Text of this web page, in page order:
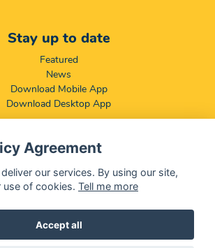
Stay up to date
Featured
News
Download Mobile App
Download Desktop App
& Disclaimers
BCCSA: Code of Conduct
Terms & Conditions
Agreement
our services. By using our site,
use of cookies. Tell me more
Accept all